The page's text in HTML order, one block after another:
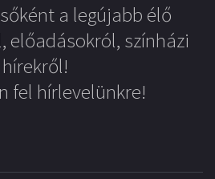
a legújabb élő
előadásokról, színházi
hírekről!
fel hírlevelünkre!